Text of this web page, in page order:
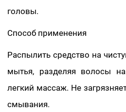
головы.
Способ применения
Распылить средство на
мытья, разделяя волосы
легкий массаж. Не
смывания.